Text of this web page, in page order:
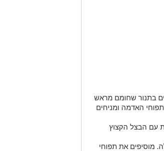
בתנור שחומם מראש
את תפוחי האדמה ומניחים
עם הבצל הקצוץ
מוסיפים את תפוחי